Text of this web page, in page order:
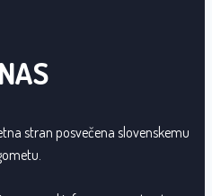
stran posvečena slovenskemu